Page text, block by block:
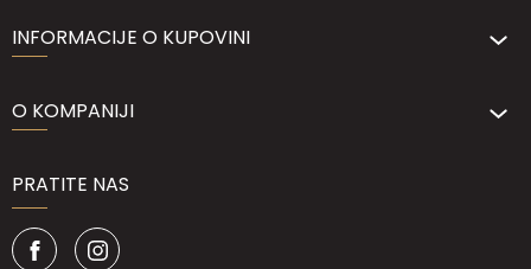
INFORMACIJE O KUPOVINI
O KOMPANIJI
PRATITE NAS